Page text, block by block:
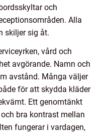
och
Alla
skiljer sig åt.
vård och
avgörande. Namn och
avstånd. Många väljer
för att skydda kläder
Ett genomtänkt
bra kontrast mellan
fungerar i vardagen,